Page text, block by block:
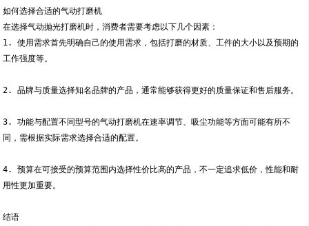
如何选择合适的气动打磨机
在选择气动抛光打磨机时，消费者需要考虑以下几个因素：
1. 使用需求首先明确自己的使用需求，包括打磨的材质、工件的大小以及预期的
工作强度等。
2. 品牌与质量选择知名品牌的产品，通常能够获得更好的质量保证和售后服务。
3. 功能与配置不同型号的气动打磨机在速率调节、吸尘功能等方面可能有所不
同，需根据实际需求选择合适的配置。
4. 预算在可接受的预算范围内选择性价比高的产品，不一定追求低价，性能和耐
用性更加重要。
结语